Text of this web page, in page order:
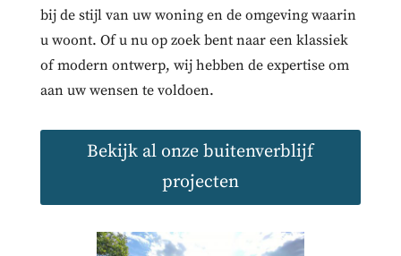
bij de stijl van uw woning en de omgeving waarin
u woont. Of u nu op zoek bent naar een klassiek
of modern ontwerp, wij hebben de expertise om
aan uw wensen te voldoen.
Bekijk al onze buitenverblijf
projecten